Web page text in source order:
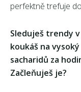
perfektně trefuje
Sleduješ trendy
koukáš na
sacharidů za
Začleňuješ je?